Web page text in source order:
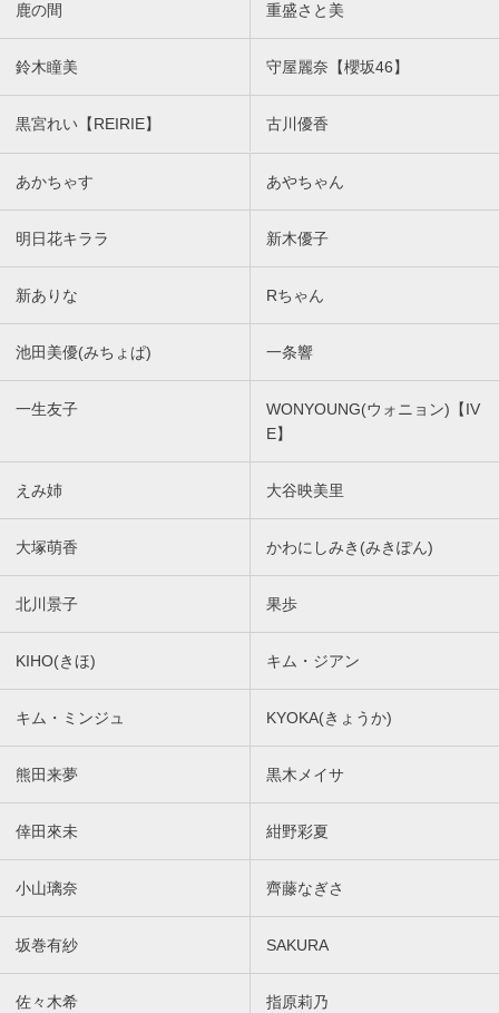
鹿の間 重盛さと美
鈴木瞳美 守屋麗奈【櫻坂46】
黒宮れい【REIRIE】 古川優香
あかちゃす あやちゃん
明日花キララ 新木優子
新ありな Rちゃん
池田美優(みちょぱ) 一条響
一生友子
WONYOUNG(ウォニョン)【IV
E】
えみ姉 大谷映美里
大塚萌香 かわにしみき(みきぽん)
北川景子 果歩
KIHO(きほ) キム・ジアン
キム・ミンジュ KYOKA(きょうか)
熊田来夢 黒木メイサ
倖田來未 紺野彩夏
小山璃奈 齊藤なぎさ
坂巻有紗 SAKURA
佐々木希 指原莉乃